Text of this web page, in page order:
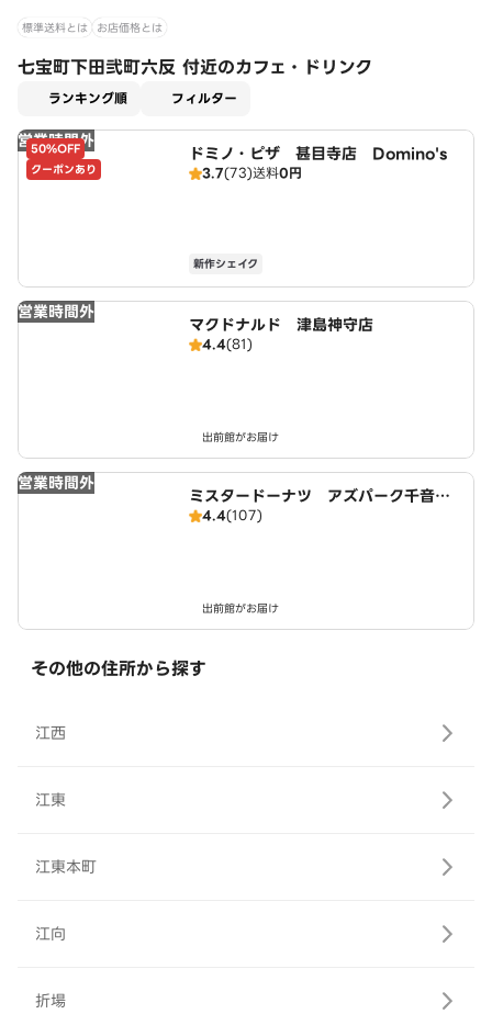
標準送料とは お店価格とは
七宝町下田弐町六反 付近のカフェ・ドリンク
ランキング順 フィルター
営業時間外
50%OFF
クーポンあり
ドミノ・ピザ 甚目寺店 Domino's
3.7(73)送料0円
新作シェイク
営業時間外
マクドナルド 津島神守店
4.4(81)
出前館がお届け
営業時間外
ミスタードーナツ アズパーク千音寺
ショップ
4.4(107)
出前館がお届け
その他の住所から探す
江西
江東
江東本町
江向
折場